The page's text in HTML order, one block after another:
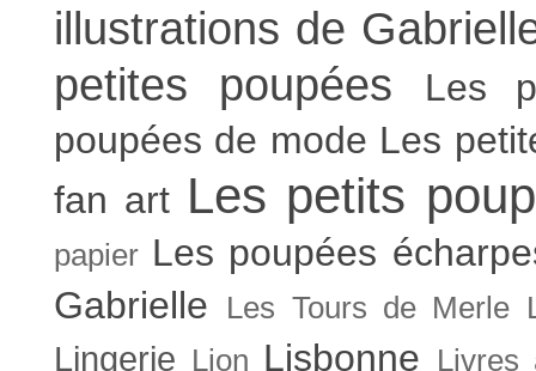
illustrations de
petites poupées
Les
poupées de mode Les
fan art Les petits
papier Les poupées
Gabrielle
Les Tours de Merle
Lingerie Lion Lisbonne
Livres